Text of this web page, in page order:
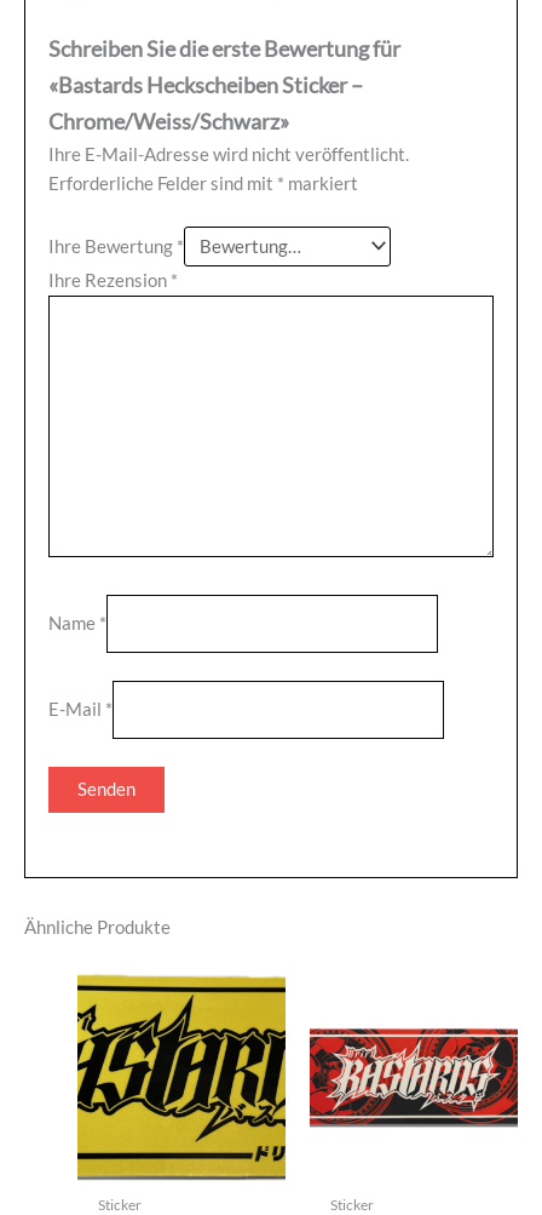
Schreiben Sie die erste Bewertung für
«Bastards Heckscheiben Sticker –
Chrome/Weiss/Schwarz»
Ihre E-Mail-Adresse wird nicht veröffentlicht.
Erforderliche Felder sind mit * markiert
Ihre Bewertung *
Ihre Rezension *
Name *
E-Mail *
Ähnliche Produkte
Sticker Sticker